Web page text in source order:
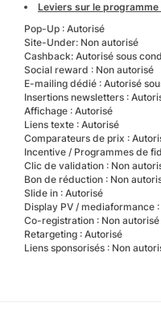
Leviers sur le programme
Pop-Up : Autorisé
Site-Under: Non autorisé
Cashback: Autorisé sous
Social reward : Non autorisé
E-mailing dédié : Autorisé
Insertions newsletters :
Affichage : Autorisé
Liens texte : Autorisé
Comparateurs de prix :
Incentive / Programmes de
Clic de validation : Non
Bon de réduction : Non
Slide in : Autorisé
Display PV / mediaformance
Co-registration : Non
Retargeting : Autorisé
Liens sponsorisés : Non